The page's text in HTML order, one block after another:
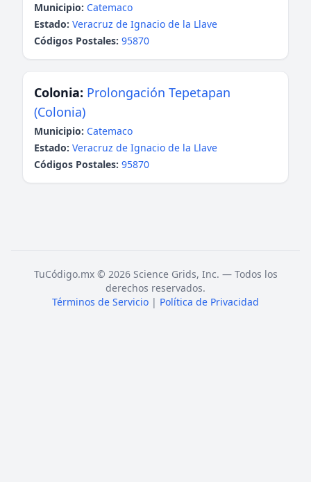
Municipio: Catemaco
Estado: Veracruz de Ignacio de la Llave
Códigos Postales: 95870
Colonia: Prolongación Tepetapan
(Colonia)
Municipio: Catemaco
Estado: Veracruz de Ignacio de la Llave
Códigos Postales: 95870
TuCódigo.mx © 2026 Science Grids, Inc. — Todos los
derechos reservados.
Términos de Servicio | Política de Privacidad